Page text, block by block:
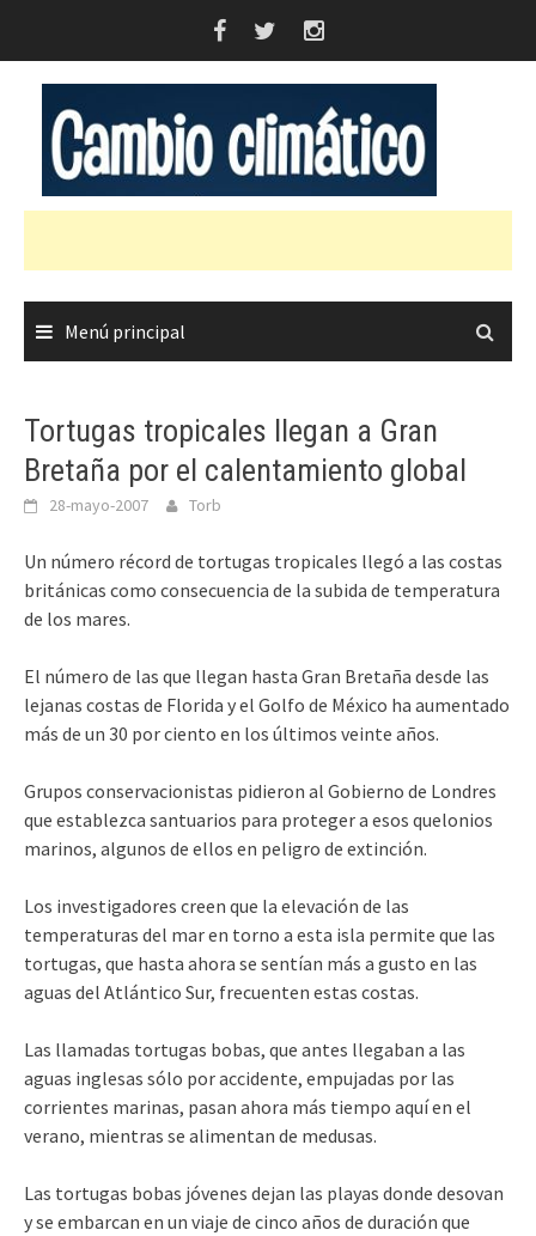
Menú principal
Tortugas tropicales llegan a Gran
Bretaña por el calentamiento global
28-mayo-2007 Torb
Un número récord de tortugas tropicales llegó a las costas
británicas como consecuencia de la subida de temperatura
de los mares.
El número de las que llegan hasta Gran Bretaña desde las
lejanas costas de Florida y el Golfo de México ha aumentado
más de un 30 por ciento en los últimos veinte años.
Grupos conservacionistas pidieron al Gobierno de Londres
que establezca santuarios para proteger a esos quelonios
marinos, algunos de ellos en peligro de extinción.
Los investigadores creen que la elevación de las
temperaturas del mar en torno a esta isla permite que las
tortugas, que hasta ahora se sentían más a gusto en las
aguas del Atlántico Sur, frecuenten estas costas.
Las llamadas tortugas bobas, que antes llegaban a las
aguas inglesas sólo por accidente, empujadas por las
corrientes marinas, pasan ahora más tiempo aquí en el
verano, mientras se alimentan de medusas.
Las tortugas bobas jóvenes dejan las playas donde desovan
y se embarcan en un viaje de cinco años de duración que